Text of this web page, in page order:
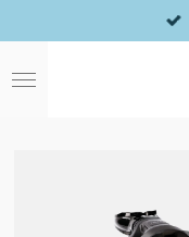
direct
naar
de